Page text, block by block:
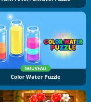
NOUVEAU
Color Water Puzzle